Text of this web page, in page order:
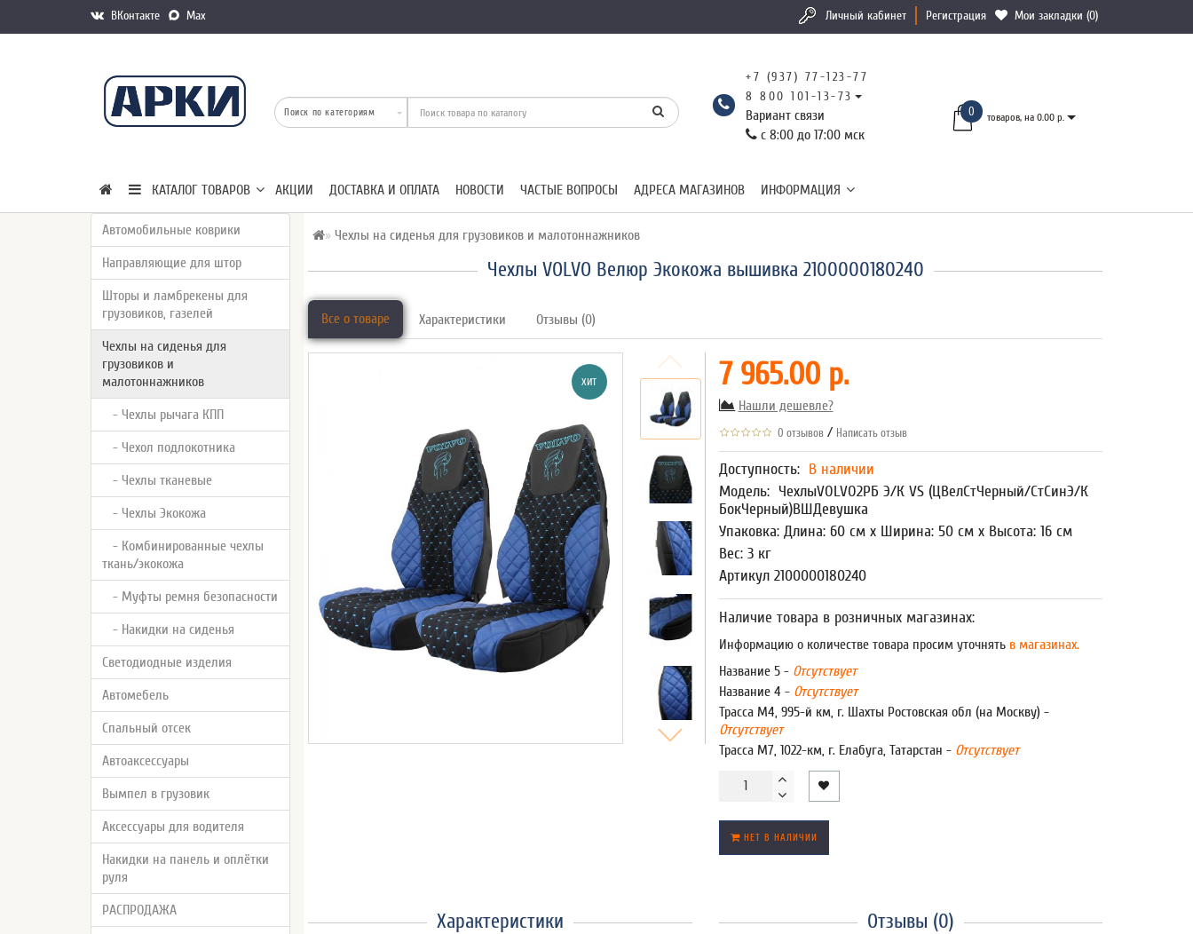
ВКонтакте Max Личный кабинет Регистрация Мои закладки (0)
+7 (937) 77-123-77
8 800 101-13-73
Вариант связи
с 8:00 до 17:00 мск
0 товаров, на 0.00 р.
КАТАЛОГ ТОВАРОВ АКЦИИ ДОСТАВКА И ОПЛАТА НОВОСТИ ЧАСТЫЕ ВОПРОСЫ АДРЕСА МАГАЗИНОВ ИНФОРМАЦИЯ
Автомобильные коврики
Направляющие для штор
Шторы и ламбрекены для
грузовиков, газелей
Чехлы на сиденья для
грузовиков и
малотоннажников
- Чехлы рычага КПП
- Чехол подлокотника
- Чехлы тканевые
- Чехлы Экокожа
- Комбинированные чехлы
ткань/экокожа
- Муфты ремня безопасности
- Накидки на сиденья
Светодиодные изделия
Автомебель
Спальный отсек
Автоаксессуары
Вымпел в грузовик
Аксессуары для водителя
Накидки на панель и оплётки
руля
РАСПРОДАЖА
Чехлы на сиденья для грузовиков и малотоннажников
Чехлы VOLVO Велюр Экокожа вышивка 2100000180240
Все о товаре Характеристики Отзывы (0)
ХИТ 7 965.00 р.
Нашли дешевле?
0 отзывов / Написать отзыв
Доступность: В наличии
Модель: ЧехлыVOLVO2РБ Э/К VS (ЦВелСтЧерный/СтСинЭ/К
БокЧерный)ВШДевушка
Упаковка: Длина: 60 см x Ширина: 50 см x Высота: 16 см
Вес: 3 кг
Артикул 2100000180240
Наличие товара в розничных магазинах:
Информацию о количестве товара просим уточнятьв магазинах.
Название 5 - Отсутствует
Название 4 - Отсутствует
Трасса М4, 995-й км, г. Шахты Ростовская обл (на Москву) -
Отсутствует
Трасса М7, 1022-км, г. Елабуга, Татарстан - Отсутствует
НЕТ В НАЛИЧИИ
Характеристики Отзывы (0)